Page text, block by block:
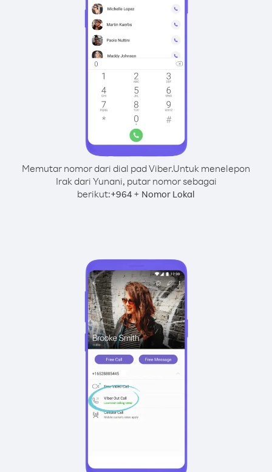
Memutar nomor dari dial pad Viber.Untuk menelepon
Irak dari Yunani, putar nomor sebagai
berikut:+964 + Nomor Lokal